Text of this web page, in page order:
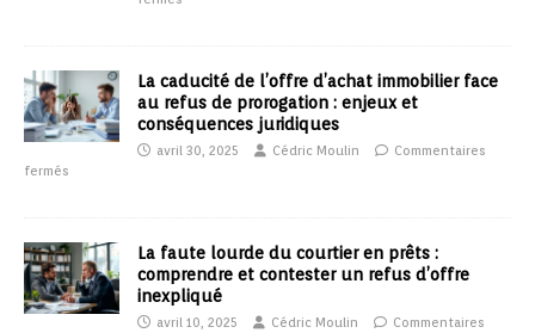
La caducité de l’offre d’achat immobilier face
au refus de prorogation : enjeux et
conséquences juridiques
avril 30, 2025 Cédric Moulin
Commentaires
fermés
La faute lourde du courtier en prêts :
comprendre et contester un refus d’offre
inexpliqué
avril 10, 2025 Cédric Moulin
Commentaires